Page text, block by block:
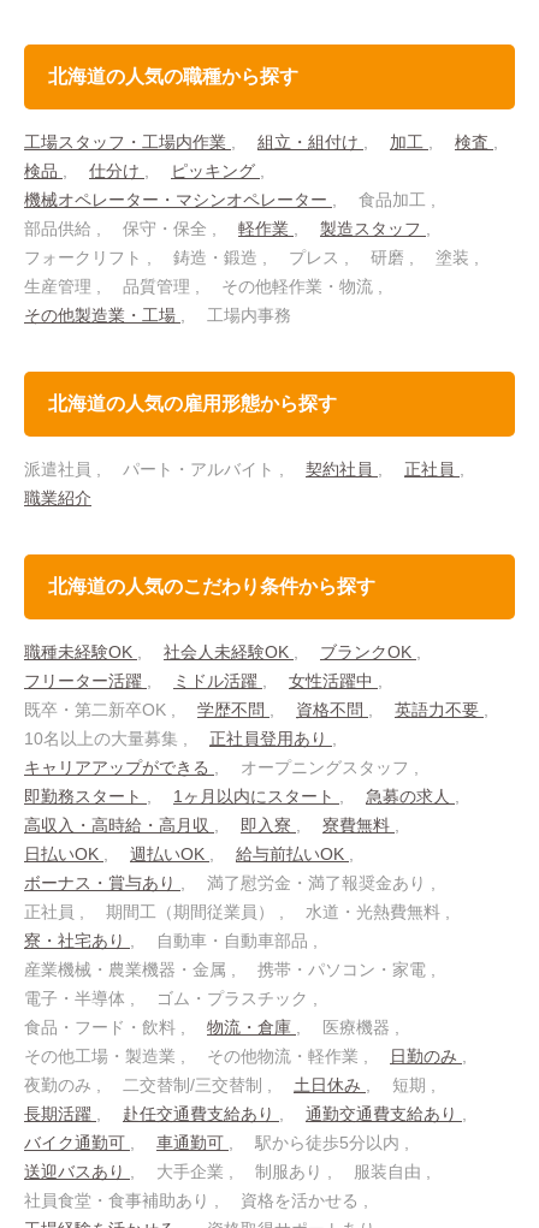
北海道の人気の職種から探す
工場スタッフ・工場内作業 組立・組付け 加工
検査
検品
仕分け
ピッキング
機械オペレーター・マシンオペレーター
食品加工
部品供給
保守・保全 軽作業
製造スタッフ
フォークリフト
鋳造・鍛造 プレス 研磨
塗装
生産管理
品質管理
その他軽作業・物流
その他製造業・工場
工場内事務
北海道の人気の雇用形態から探す
派遣社員 パート・アルバイト 契約社員
正社員
職業紹介
北海道の人気のこだわり条件から探す
職種未経験OK 社会人未経験OK
ブランクOK
フリーター活躍
ミドル活躍
女性活躍中
既卒・第二新卒OK
学歴不問 資格不問
英語力不要
10名以上の大量募集
正社員登用あり
キャリアアップができる
オープニングスタッフ
即勤務スタート
1ヶ月以内にスタート
急募の求人
高収入・高時給・高月収
即入寮
寮費無料
日払いOK
週払いOK
給与前払いOK
ボーナス・賞与あり
満了慰労金・満了報奨金あり
正社員
期間工（期間従業員）
水道・光熱費無料
寮・社宅あり
自動車・自動車部品
産業機械・農業機器・金属
携帯・パソコン・家電
電子・半導体
ゴム・プラスチック
食品・フード・飲料
物流・倉庫
医療機器
その他工場・製造業
その他物流・軽作業
日勤のみ
夜勤のみ
二交替制/三交替制 土日休み
短期
長期活躍
赴任交通費支給あり
通勤交通費支給あり
バイク通勤可
車通勤可
駅から徒歩5分以内
送迎バスあり
大手企業 制服あり
服装自由
社員食堂・食事補助あり
資格を活かせる